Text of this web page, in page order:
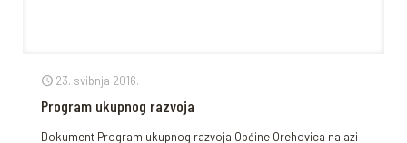
23. svibnja 2016.
Program ukupnog razvoja
Dokument Program ukupnog razvoja Općine Orehovica nalazi